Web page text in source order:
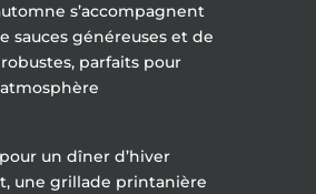
s’accompagnent
sauces généreuses et de
parfaits pour
un dîner d’hiver
une grillade printanière